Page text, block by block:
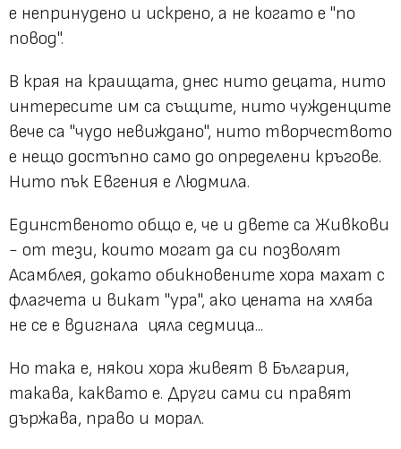
е непринудено и искрено, а не когато е "по
повод".
В края на краищата, днес нито децата, нито
интересите им са същите, нито чужденците
вече са "чудо невиждано", нито творчеството
е нещо достъпно само до определени кръгове.
Нито пък Евгения е Людмила.
Единственото общо е, че и двете са Живкови
- от тези, които могат да си позволят
Асамблея, докато обикновените хора махат с
флагчета и викат "ура", ако цената на хляба
не се е вдигнала цяла седмица...
Но така е, някои хора живеят в България,
такава, каквато е. Други сами си правят
държава, право и морал.